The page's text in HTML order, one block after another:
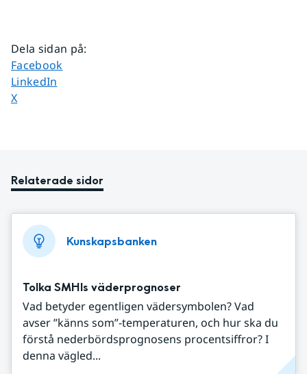
Dela sidan på:
Dela sidan på
Facebook
Dela sidan på
LinkedIn
Dela sidan på
X
Relaterade sidor
Kunskapsbanken
Tolka SMHIs väderprognoser
Vad betyder egentligen vädersymbolen? Vad
avser ”känns som”-temperaturen, och hur ska du
förstå nederbördsprognosens procentsiffror? I
denna vägled...